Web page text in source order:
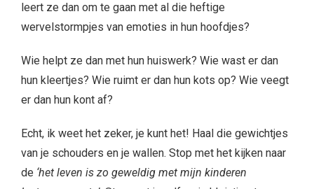
leert ze dan om te gaan met al die heftige
wervelstormpjes van emoties in hun hoofdjes?
Wie helpt ze dan met hun huiswerk? Wie wast er dan
hun kleertjes? Wie ruimt er dan hun kots op? Wie veegt
er dan hun kont af?
Echt, ik weet het zeker, je kunt het! Haal die gewichtjes
van je schouders en je wallen. Stop met het kijken naar
de ‘het leven is zo geweldig met mijn kinderen